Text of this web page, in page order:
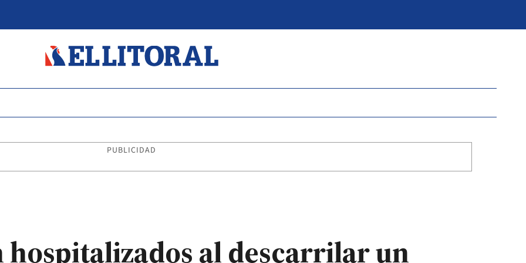
PUBLICIDAD
al descarrilar un